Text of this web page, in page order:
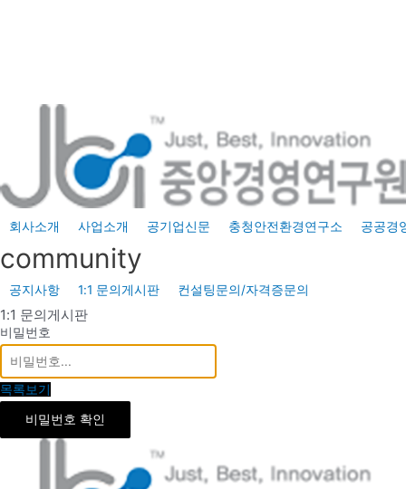
회사소개 사업소개 공기업신문 충청안전환경연구소 공공경
community
공지사항 1:1 문의게시판 컨설팅문의/자격증문의
1:1 문의게시판
비밀번호
목록보기
비밀번호 확인